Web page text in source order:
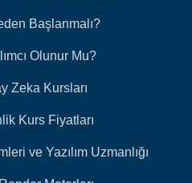
Başlanmalı?
Olunur Mu?
Zeka Kursları
Kurs Fiyatları
ve Yazılım Uzmanlığı